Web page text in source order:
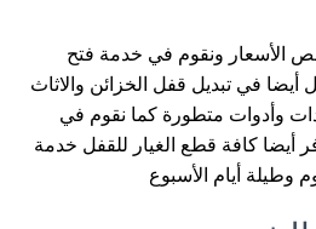
الأسعار ونقوم في خدمة فتح
أيضا في تبديل قفل الخزائن والاثاث
وأدوات متطورة كما نقوم في
أيضا كافة قطع الغيار للقفل خدمة
وطيلة أيام الأسبوع